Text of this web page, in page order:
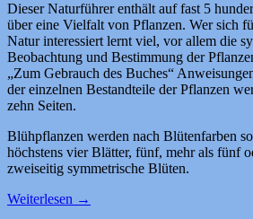
Dieser Naturführer enthält auf fast 5
über eine Vielfalt von Pflanzen. Wer sich
Natur interessiert lernt viel, vor allem die
Beobachtung und Bestimmung der
„Zum Gebrauch des Buches“
der einzelnen Bestandteile der Pflanzen
zehn Seiten.
Blühpflanzen werden nach Blütenfarben
höchstens vier Blätter, fünf, mehr als fünf
zweiseitig symmetrische Blüten.
Weiterlesen →